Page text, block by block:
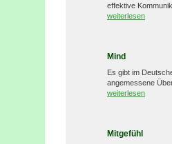
effektive
weiterlesen
Mind
Es gibt im
angemessene
weiterlesen
Mitgefühl